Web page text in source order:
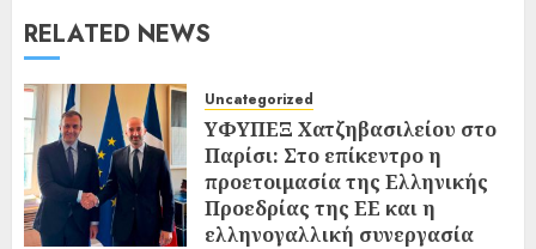
RELATED NEWS
Uncategorized
ΥΦΥΠΕΞ Χατζηβασιλείου στο
Παρίσι: Στο επίκεντρο η
προετοιμασία της Ελληνικής
Προεδρίας της ΕΕ και η
ελληνογαλλική συνεργασία